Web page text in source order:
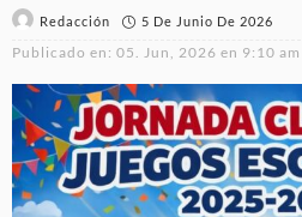
Redacción 5 De Junio De 2026
Publicado en: 05. Jun, 2026 en 9:10 am